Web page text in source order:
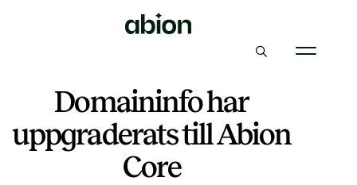
Domaininfo har
uppgraderats till Abion
Core